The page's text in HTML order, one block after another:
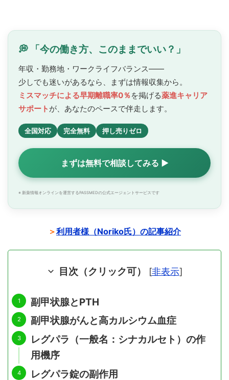
💭 「今の働き方、このままでいい？」
年収・勤務地・ワークライフバランス——
少しでも迷いがあるなら、まずは情報収集から。
ミスマッチによる早期離職率0％を掲げる薬進キャリア
サポート が、あなたのペースで伴走します。
全国対応 完全無料 押し売りゼロ
まずは無料で相談してみる ▶
※ 新薬情報オンラインを運営するPASSMEDの公式エージェントサービスです
＞利用者様（Noriko氏）の記事紹介
目次（クリック可） [非表示]
副甲状腺とPTH
副甲状腺がんと高カルシウム血症
レグパラ（一般名：シナカルセト）の作
用機序
レグパラ錠の副作用